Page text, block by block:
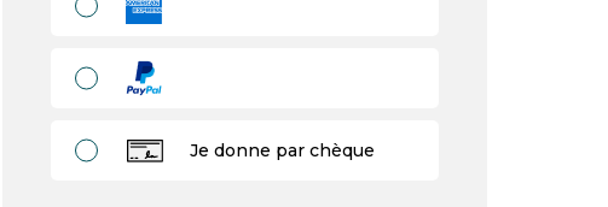
Je donne par chèque